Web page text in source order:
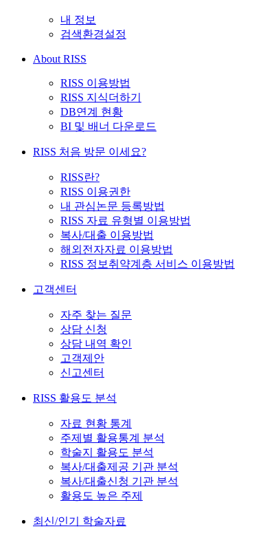
내 정보
검색환경설정
About RISS
RISS 이용방법
RISS 지식더하기
DB연계 현황
BI 및 배너 다운로드
RISS 처음 방문 이세요?
RISS란?
RISS 이용권한
내 관심논문 등록방법
RISS 자료 유형별 이용방법
복사/대출 이용방법
해외전자자료 이용방법
RISS 정보취약계층 서비스 이용방법
고객센터
자주 찾는 질문
상담 신청
상담 내역 확인
고객제안
신고센터
RISS 활용도 분석
자료 현황 통계
주제별 활용통계 분석
학술지 활용도 분석
복사/대출제공 기관 분석
복사/대출신청 기관 분석
활용도 높은 주제
최신/인기 학술자료